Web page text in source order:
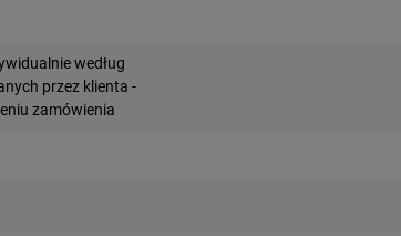
według
przez klienta -
zamówienia